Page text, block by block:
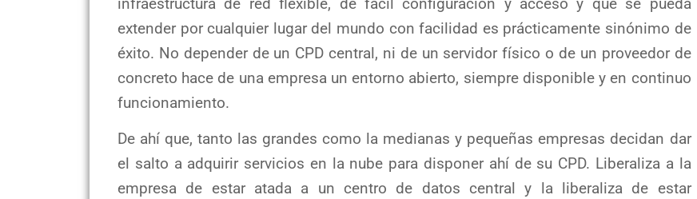
infraestructura de red flexible, de fácil configuración y acceso y que se pueda
extender por cualquier lugar del mundo con facilidad es prácticamente sinónimo de
éxito. No depender de un CPD central, ni de un servidor físico o de un proveedor de
concreto hace de una empresa un entorno abierto, siempre disponible y en continuo
funcionamiento.
De ahí que, tanto las grandes como la medianas y pequeñas empresas decidan dar
el salto a adquirir servicios en la nube para disponer ahí de su CPD. Liberaliza a la
empresa de estar atada a un centro de datos central y la liberaliza de estar